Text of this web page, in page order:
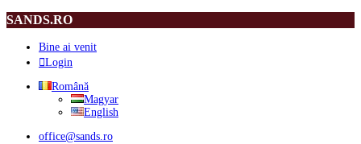
SANDS.RO
Bine ai venit
Login
Română
Magyar
English
office@sands.ro